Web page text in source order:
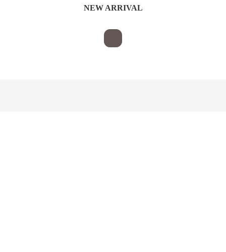
NEW ARRIVAL